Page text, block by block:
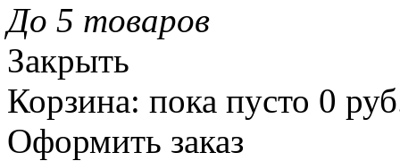
До 5 товаров
Закрыть
Корзина: пока пусто 0
Оформить заказ